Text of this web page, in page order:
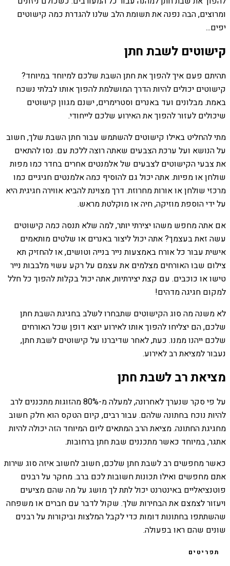
ומרוצים, הבה נפנה את תשומת הלב שלנו להגדרת כמה קישוטים
יפים...
קישוטים לשבת חתן
תהיתם פעם איך להפוך את חתן השבת שלכם למיוחד במיוחד?
קישוטים יכולים להיות הדרך המושלמת להפוך אותו לבלתי נשכח
באמת. מבלונים ועד באנרים וסטרימרים, ישנם מגוון קישוטים
שיכולים לעזור להפוך את האירוע שלכם לייחודי.
מתי להחליט באילו קישוטים להשתמש עבור חתן השבת שלך, חשוב
על הנושא ועל ערכת הצבעים שאתה רוצה ללכת עם. נסו להתאים
את צבעי הקישוטים לצבעים של אלמנטים אחרים בחדר כמו מפות
שולחן או מפיות. אתה יכול גם להוסיף כמה אלמנטים חגיגיים כמו
מרכזי שולחן או אורות מחרוזת. דרך מצוינת להביא אווירה חגיגית היא
על ידי הוספת מוזיקה, חיה או מוקלטת מראש.
אם אתה מחפש משהו יצירתי יותר, למה שלא תנסה כמה קישוטים
עשה זאת בעצמך? אתה יכול ליצור באנרים או שלטים מותאמים
אישית עבור כל אורח באמצעות נייר בנייה וטושים, או להחזיק תא
צילום שבו האורחים מצלמים את עצמם על רקע עשוי מלבבות נייר
טישו או כוכבים. עם קצת יצירתיות, אתה יכול בקלות להפוך כל חלל
למקום חגיגה מדהים!
לא משנה מה סוג הקישוטים שתבחרו לשלב בחגיגת השבת חתן
שלכם, הם יצליחו להפוך אותו לאירוע יוצא דופן שכל האורחים
שלכם ייהנו ממנו. כעת, לאחר שדיברנו על קישוטים לשבת חתן,
נעבור למציאת רב לאירוע.
מציאת רב לשבת חתן
על פי סקר שנערך לאחרונה, למעלה מ-80% מהזוגות מתכננים לרב
להיות נוכח בחתונה שלהם. עבור רבים, קיום הטקס הוא חלק חשוב
מחגיגת החתונה. מציאת הרב המתאים ליום המיוחד הזה יכולה להיות
אתגר, במיוחד כאשר מתכננים שבת חתן ברחובות.
כאשר מחפשים רב לשבת חתן שלכם, חשוב לחשוב איזה סוג שירות
אתם מחפשים ואילו תכונות חשובות לכם ברב. מחקר על רבנים
פוטנציאליים באינטרנט יכול לתת לך מושג על מה שהם מציעים
ויעזור לצמצם את הבחירות שלך. שקול לדבר עם חברים או משפחה
שהשתתפו בחתונות דומות כדי לקבל המלצות וביקורות על רבנים
שונים שהם ראו בפעולה.
תפריטים